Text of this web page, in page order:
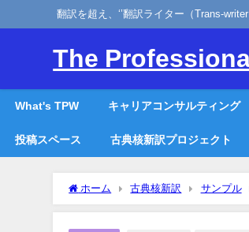
翻訳を超え、‘’翻訳ライター（Trans-
The
What's TPW キャリアコンサルティング
投稿スペース 古典核新訳プロジェクト
ホーム 古典核新訳 サンプル